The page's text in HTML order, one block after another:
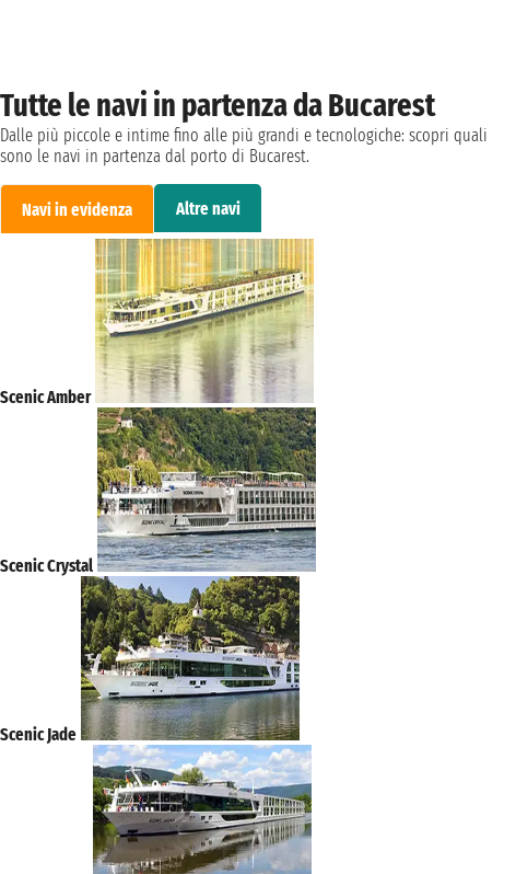
Tutte le navi in partenza da Bucarest
Dalle più piccole e intime fino alle più grandi e tecnologiche: scopri quali
sono le navi in partenza dal porto di Bucarest.
Navi in evidenza Altre navi
Scenic Amber
Scenic Crystal
Scenic Jade